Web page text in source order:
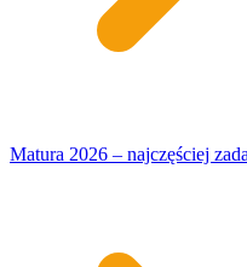
Matura 2026 – najczęściej